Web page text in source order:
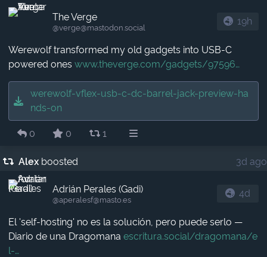
The Verge
@verge​@mastodon.social
19h
Werewolf transformed my old gadgets into USB-C
powered ones www.theverge.com/gadgets/97596
werewolf-vflex-usb-c-dc-barrel-jack-preview-ha
nds-on
0 0 1
Alex boosted 3d ago
Adrián Perales (Gadi)
@aperalesf​@masto.es
4d
El 'self-hosting' no es la solución, pero puede serlo —
Diario de una Dragomana escritura.social/dragomana/e
l-